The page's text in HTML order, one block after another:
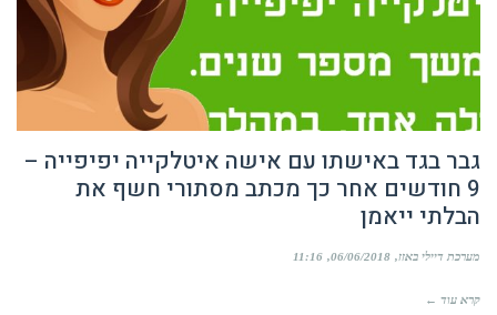
גבר בגד באישתו עם אישה איטלקייה יפיפייה –
9 חודשים אחר כך מכתב מסתורי חשף את
הבלתי ייאמן
מערכת דיילי באזז 06/06/2018
11:16
קרא עוד ←